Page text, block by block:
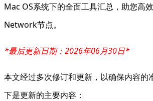
Mac OS系统下的全面工具汇总，助您高
Network节点。
*最后更新日期：2026年06月30日*
本文经过多次修订和更新，以确保内容的
下是更新的主要内容：